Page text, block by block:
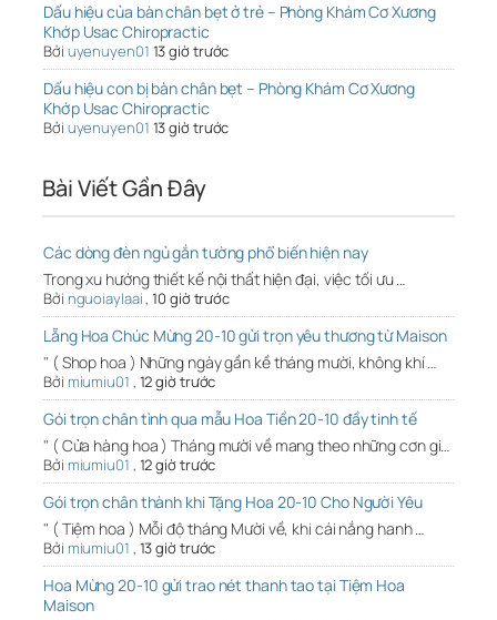
Dấu hiệu của bàn chân bẹt ở trẻ – Phòng Khám Cơ Xương
Khớp Usac Chiropractic
Bởi uyenuyen01 13 giờ trước
Dấu hiệu con bị bàn chân bẹt – Phòng Khám Cơ Xương
Khớp Usac Chiropractic
Bởi uyenuyen01 13 giờ trước
Bài Viết Gần Đây
Các dòng đèn ngủ gắn tường phổ biến hiện nay
Trong xu hướng thiết kế nội thất hiện đại, việc tối ưu …
Bởi nguoiaylaai,10 giờ trước
Lẵng Hoa Chúc Mừng 20-10 gửi trọn yêu thương từ Maison
" ( Shop hoa ) Những ngày gần kề tháng mười, không khí …
Bởi miumiu01 , 12 giờ trước
Gói trọn chân tình qua mẫu Hoa Tiền 20-10 đầy tinh tế
" ( Cửa hàng hoa ) Tháng mười về mang theo những cơn gi…
Bởi miumiu01 , 12 giờ trước
Gói trọn chân thành khi Tặng Hoa 20-10 Cho Người Yêu
" ( Tiệm hoa ) Mỗi độ tháng Mười về, khi cái nắng hanh …
Bởi miumiu01 , 13 giờ trước
Hoa Mừng 20-10 gửi trao nét thanh tao tại Tiệm Hoa
Maison